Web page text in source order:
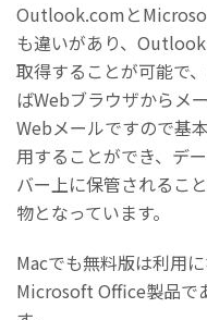
Outlook.comと
も違いがあり、
取得することが可能で
ばWebブラウザからメ
Webメールですので基
用することができ、デ
バー上に保管されるこ
物となっています。
Macでも無料版は利用
Microsoft Office製品で